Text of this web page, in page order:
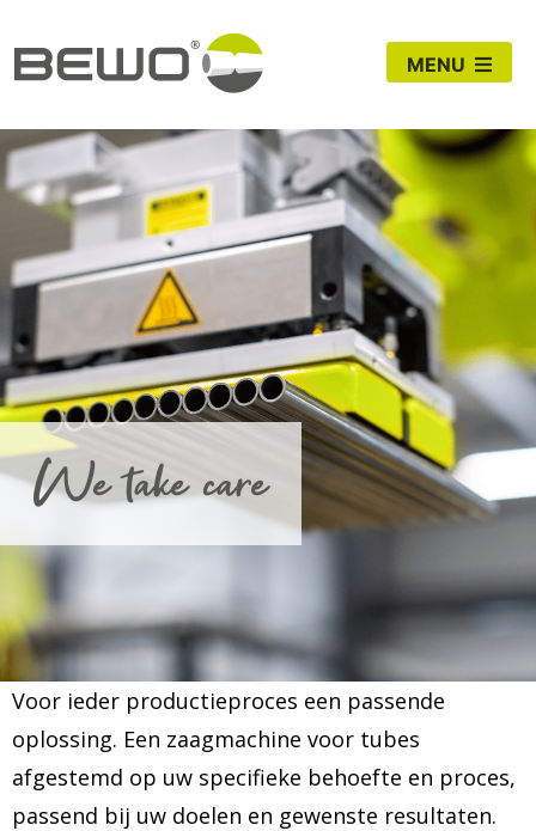
MENU
We take care
Voor ieder productieproces een passende
oplossing. Een zaagmachine voor tubes
afgestemd op uw specifieke behoefte en proces,
passend bij uw doelen en gewenste resultaten.